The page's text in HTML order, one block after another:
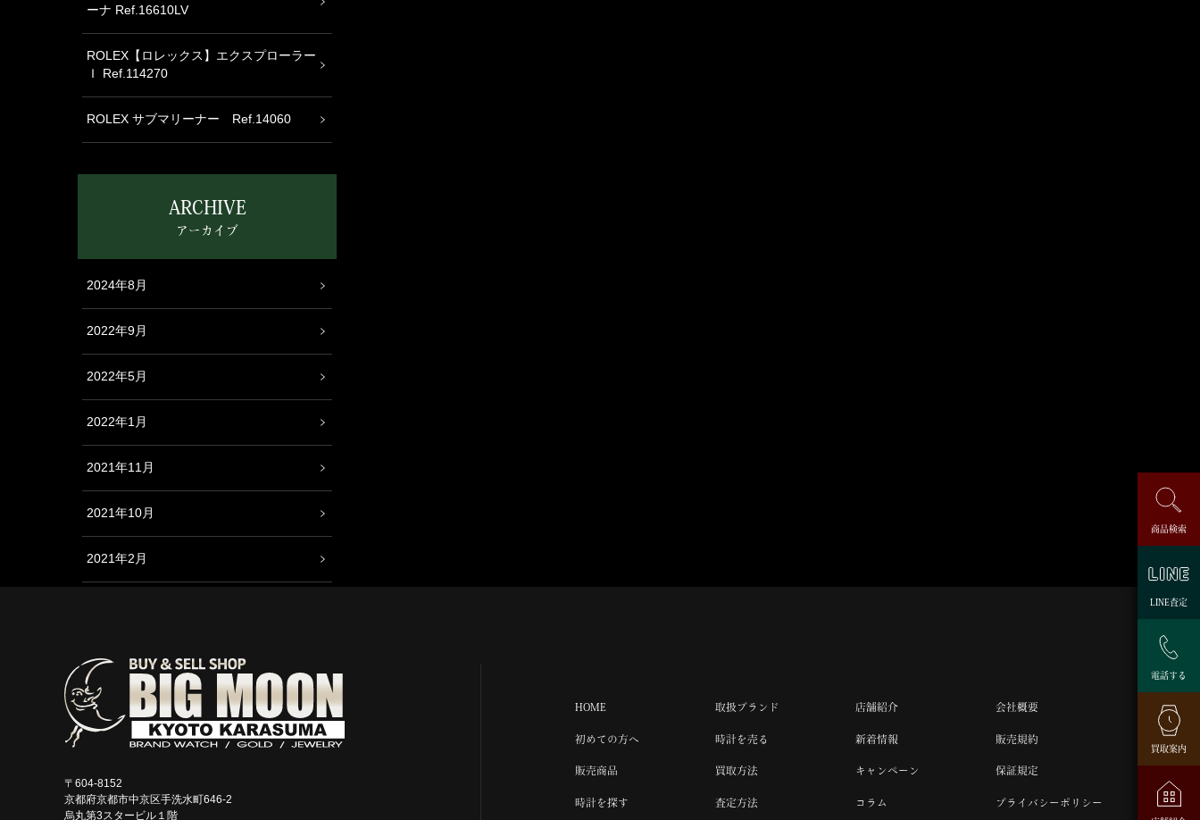
ーナ Ref.16610LV
ROLEX【ロレックス】エクスプローラー
Ｉ Ref.114270
ROLEX サブマリーナー Ref.14060
ARCHIVE
アーカイブ
2024年8月
2022年9月
2022年5月
2022年1月
2021年11月
2021年10月
2021年2月
HOME
初めての方へ
販売商品
時計を探す
取扱ブランド
時計を売る
買取方法
査定方法
店舗紹介
新着情報
キャンペーン
コラム
会社概要
販売規約
保証規定
プライバシーポリシー
〒604-8152
京都府京都市中京区手洗水町646-2
烏丸第3スタービル１階
商品検索
LINE査定
電話する
買取案内